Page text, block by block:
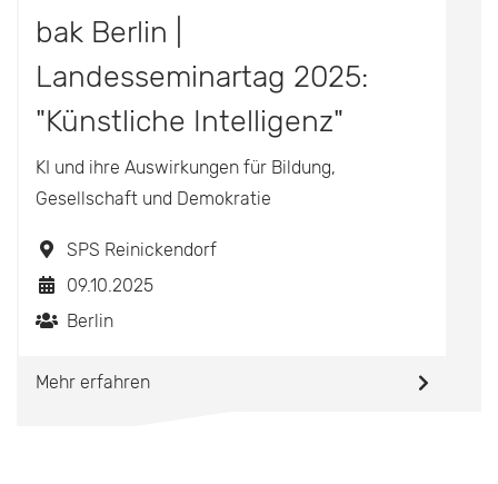
bak Berlin |
Landesseminartag 2025:
"Künstliche Intelligenz"
KI und ihre Auswirkungen für Bildung,
Gesellschaft und Demokratie
SPS Reinickendorf
09.10.2025
Berlin
Mehr erfahren